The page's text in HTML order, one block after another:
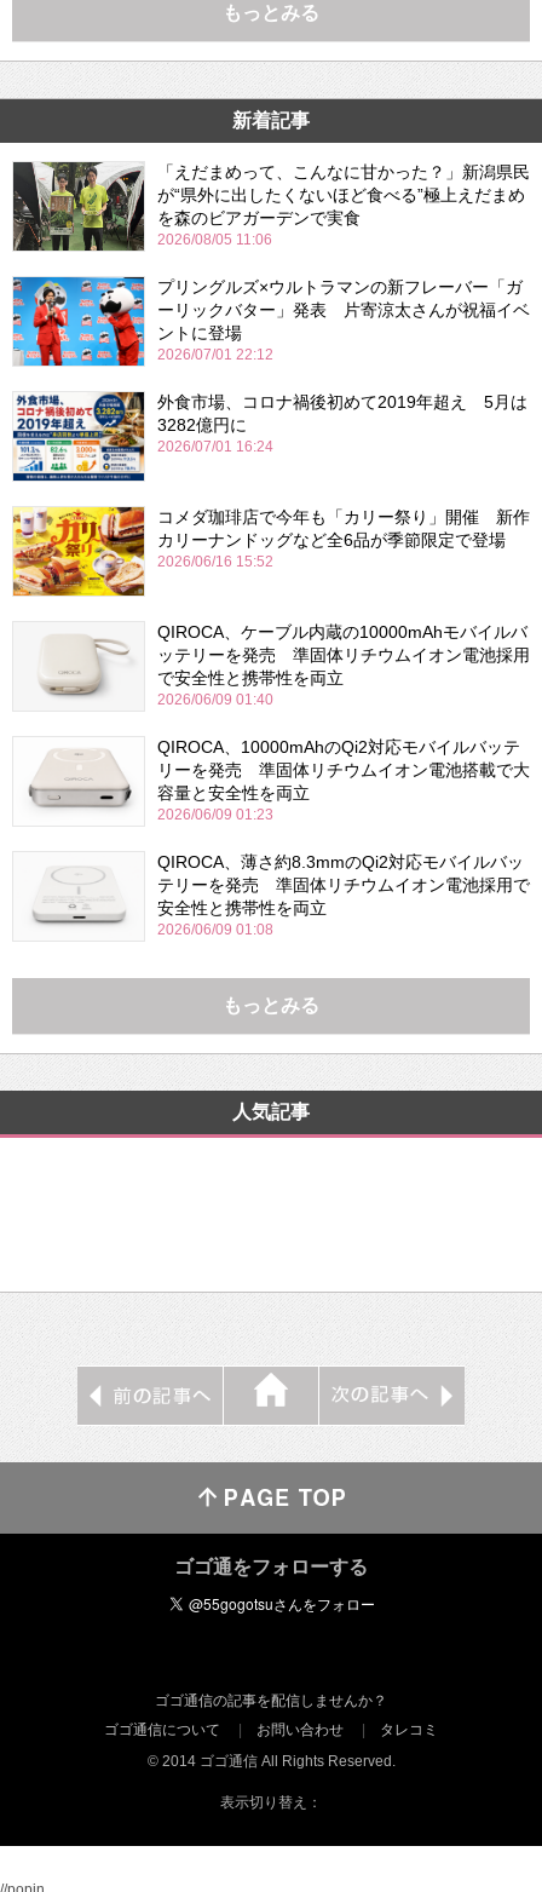
もっとみる
新着記事
「えだまめって、こんなに甘かった？」新潟県民
が“県外に出したくないほど食べる”極上えだまめ
を森のビアガーデンで実食
2026/08/05 11:06
プリングルズ×ウルトラマンの新フレーバー「ガ
ーリックバター」発表 片寄涼太さんが祝福イベ
ントに登場
2026/07/01 22:12
外食市場、コロナ禍後初めて2019年超え 5月は
3282億円に
2026/07/01 16:24
コメダ珈琲店で今年も「カリー祭り」開催 新作
カリーナンドッグなど全6品が季節限定で登場
2026/06/16 15:52
QIROCA、ケーブル内蔵の10000mAhモバイルバ
ッテリーを発売 準固体リチウムイオン電池採用
で安全性と携帯性を両立
2026/06/09 01:40
QIROCA、10000mAhのQi2対応モバイルバッテ
リーを発売 準固体リチウムイオン電池搭載で大
容量と安全性を両立
2026/06/09 01:23
QIROCA、薄さ約8.3mmのQi2対応モバイルバッ
テリーを発売 準固体リチウムイオン電池採用で
安全性と携帯性を両立
2026/06/09 01:08
もっとみる
人気記事
ゴゴ通をフォローする
ゴゴ通信の記事を配信しませんか？
ゴゴ通信について
お問い合わせ
タレコミ
© 2014 ゴゴ通信 All Rights Reserved.
表示切り替え：